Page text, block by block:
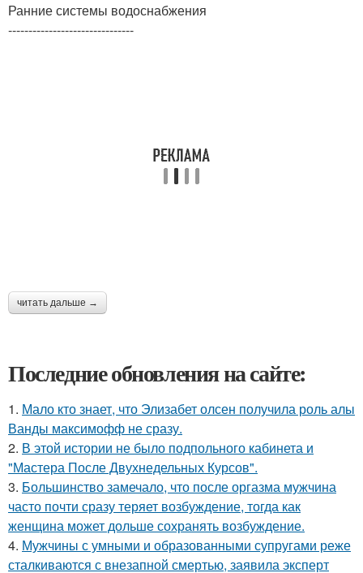
Ранние системы водоснабжения
-------------------------------
читать дальше →
Последние обновления на сайте:
1. Мало кто знает, что Элизабет олсен получила роль алы
Ванды максимофф не сразу.
2. В этой истории не было подпольного кабинета и
"Мастера После Двухнедельных Курсов".
3. Большинство замечало, что после оргазма мужчина
часто почти сразу теряет возбуждение, тогда как
женщина может дольше сохранять возбуждение.
4. Мужчины с умными и образованными супругами реже
сталкиваются с внезапной смертью, заявила эксперт